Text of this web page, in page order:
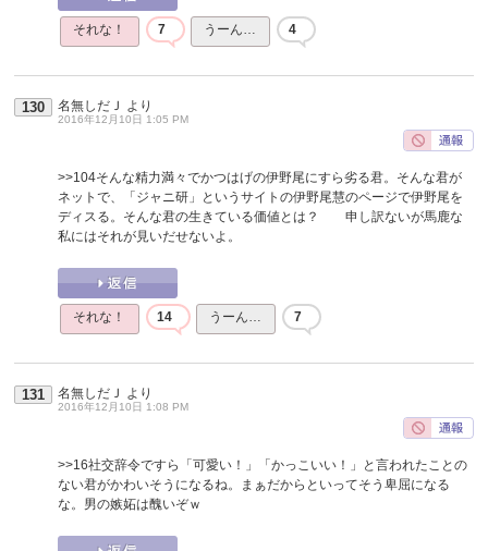
それな！ 7 うーん… 4
130 名無しだＪ より
2016年12月10日 1:05 PM
>>104そんな精力満々でかつはげの伊野尾にすら劣る君。そんな君が
ネットで、「ジャニ研」というサイトの伊野尾慧のページで伊野尾を
ディスる。そんな君の生きている価値とは？ 申し訳ないが馬鹿な
私にはそれが見いだせないよ。
それな！ 14 うーん… 7
131 名無しだＪ より
2016年12月10日 1:08 PM
>>16社交辞令ですら「可愛い！」「かっこいい！」と言われたことの
ない君がかわいそうになるね。まぁだからといってそう卑屈になる
な。男の嫉妬は醜いぞｗ